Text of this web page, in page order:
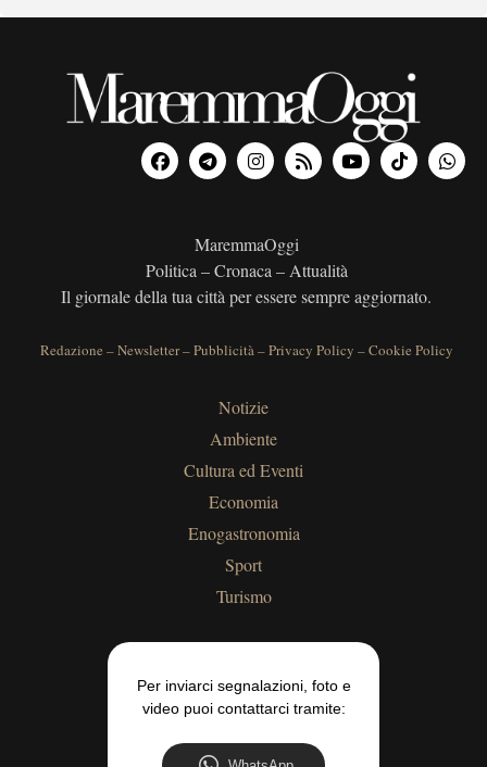
MaremmaOggi
Politica – Cronaca – Attualità
Il giornale della tua città per essere sempre aggiornato.
Redazione –Newsletter–Pubblicità–Privacy Policy –Cookie Policy
Notizie
Ambiente
Cultura ed Eventi
Economia
Enogastronomia
Sport
Turismo
Per inviarci segnalazioni, foto e
video puoi contattarci tramite: